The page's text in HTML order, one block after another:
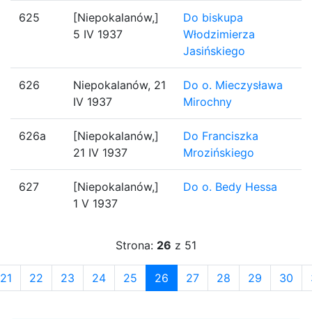
625
[Niepokalanów,]
5 IV 1937
Do biskupa
Włodzimierza
Jasińskiego
626
Niepokalanów, 21
IV 1937
Do o. Mieczysława
Mirochny
626a
[Niepokalanów,]
21 IV 1937
Do Franciszka
Mrozińskiego
627
[Niepokalanów,]
1 V 1937
Do o. Bedy Hessa
Strona: 26 z 51
21 22 23 24 25 26 27 28 29 30